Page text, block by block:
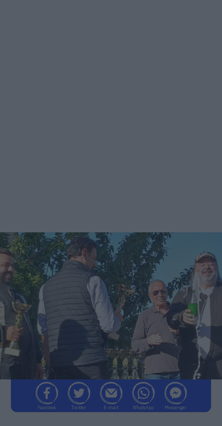
Facebook Twitter E-mail WhatsApp Messenger